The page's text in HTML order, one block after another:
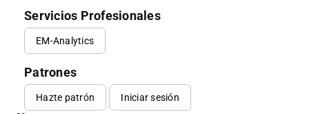
Servicios Profesionales
EM-Analytics
Patrones
Hazte patrón Iniciar sesión